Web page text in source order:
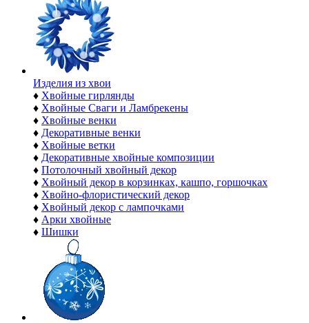
Изделия из хвои
♦ Хвойные гирлянды
♦ Хвойные Сваги и Ламбрекены
♦ Хвойные венки
♦ Декоративные венки
♦ Хвойные ветки
♦ Декоративные хвойные композиции
♦ Потолочный хвойный декор
♦ Хвойный декор в корзинках, кашпо, горшочках
♦ Хвойно-флористический декор
♦ Хвойный декор с лампочками
♦ Арки хвойные
♦ Шишки